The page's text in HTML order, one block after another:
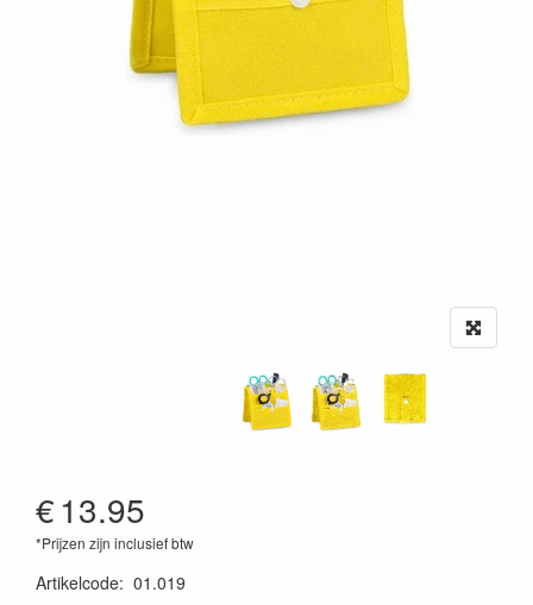
€13.95
*Prijzen zijn inclusief btw
Artikelcode: 01.019